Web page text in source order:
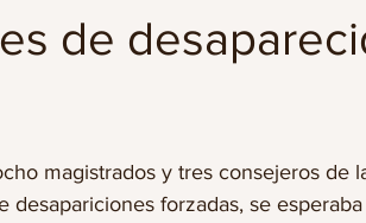
de
magistrados y tres consejeros de
desapariciones forzadas, se